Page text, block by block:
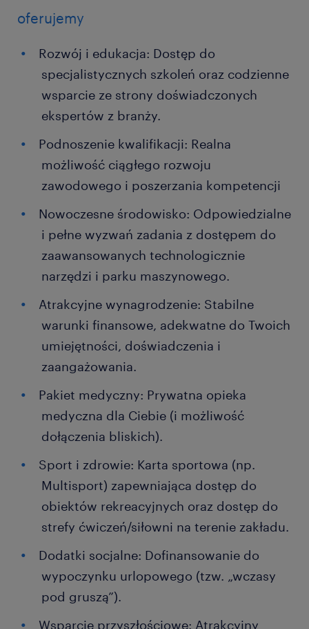
oferujemy
Rozwój i edukacja: Dostęp do
specjalistycznych szkoleń oraz codzienne
wsparcie ze strony doświadczonych
ekspertów z branży.
Podnoszenie kwalifikacji: Realna
możliwość ciągłego rozwoju
zawodowego i poszerzania kompetencji
Nowoczesne środowisko: Odpowiedzialne
i pełne wyzwań zadania z dostępem do
zaawansowanych technologicznie
narzędzi i parku maszynowego.
Atrakcyjne wynagrodzenie: Stabilne
warunki finansowe, adekwatne do Twoich
umiejętności, doświadczenia i
zaangażowania.
Pakiet medyczny: Prywatna opieka
medyczna dla Ciebie (i możliwość
dołączenia bliskich).
Sport i zdrowie: Karta sportowa (np.
Multisport) zapewniająca dostęp do
obiektów rekreacyjnych oraz dostęp do
strefy ćwiczeń/siłowni na terenie zakładu.
Dodatki socjalne: Dofinansowanie do
wypoczynku urlopowego (tzw. „wczasy
pod gruszą”).
Wsparcie przyszłościowe: Atrakcyjny